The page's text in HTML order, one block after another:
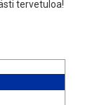
tervetuloa!